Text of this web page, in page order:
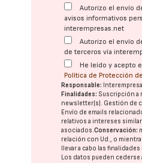
Autorizo el envío
avisos informativos
interempresas.net
Autorizo el envío
de terceros vía
He leído y acepto
Política de Protección
Responsable:
Finalidades: Suscripción a
newsletter(s). Gestión de
Envío de emails
relativos a intereses
asociados.Conservación:
relación con Ud., o
llevar a cabo las
Los datos pueden cederse